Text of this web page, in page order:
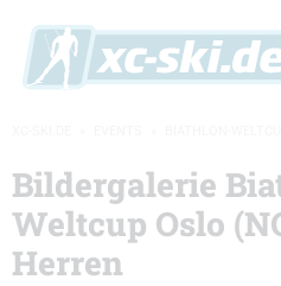
Bildergalerie
Weltcup Oslo
Herren